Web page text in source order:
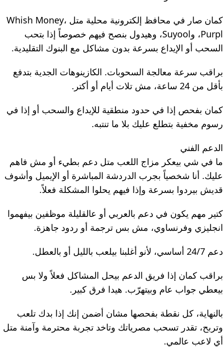
كمان صار في محافظ إلكترونية محلية متل Whish Money،
Purpl، وSuyool، وهيدول بنصح فيهم خصوصاً إذا بتحب
السحب أو الإيداع بسرعة بدون مشاكل مع البنوك التقليدية.
براقب سرعة معالجة السحوبات. الكازينوهات الجدية بتدفع
بأقل من 24 ساعة، مش تلات أيام أو أكتر.
كمان بفحص إذا في حدود منطقية للإيداع والسحب أو إذا في
رسوم مخفية بتطلع عليك بلا ما تنتبه.
الدعم الفني
ما في شي بيعكر مزاج اللعب متل دعم بطيء أو مش فاهم
عليك. أنا شخصياً بجرب الدردشة المباشرة أو الإيميل وأشوف
قديش بيردوا بسرعة وإذا فيهم يحلوا المشكلة فعلاً.
كتير مهم يكون في دعم بالعربي أو عالقليلة موظفين بيفهموا
انجليزي وفرنساوي، مش بس ترجمة أو ردود جاهزة.
دعم 24/7 أساسي، لأنو أغلبنا بيلعب بالليل أو بالعطل.
براقب كمان إذا فريق الدعم بيحل المشاكل فعلاً ولا بس
بيعطي جواب عام وبيتهرّب. هيدا فرق كبير.
بالنهاية، كل نقطة بفحصها مشان أضمن إنك إذا بدك تلعب
وتربح، تقدر تسحب مصرياتك وتاخد تجربة محترمة وآمنة متل
أي لاعب عالمي.